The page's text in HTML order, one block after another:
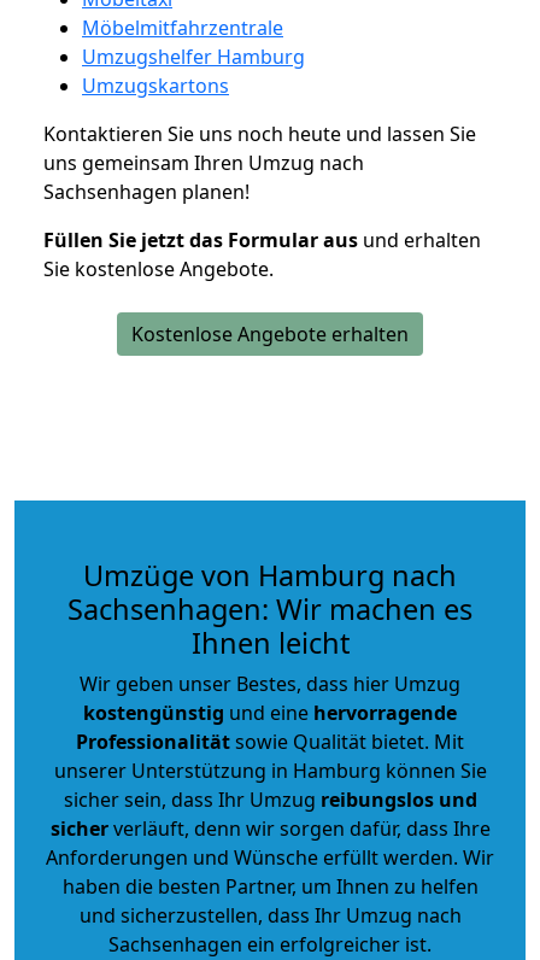
Möbelmitfahrzentrale
Umzugshelfer Hamburg
Umzugskartons
Kontaktieren Sie uns noch heute und lassen Sie
uns gemeinsam Ihren Umzug nach
Sachsenhagen planen!
Füllen Sie jetzt das Formular aus und erhalten
Sie kostenlose Angebote.
Kostenlose Angebote erhalten
Umzüge von Hamburg nach
Sachsenhagen: Wir machen es
Ihnen leicht
Wir geben unser Bestes, dass hier Umzug
kostengünstig und eine hervorragende
Professionalitätsowie Qualität bietet. Mit
unserer Unterstützung in Hamburg können Sie
sicher sein, dass Ihr Umzug reibungslos und
sicherverläuft, denn wir sorgen dafür, dass Ihre
Anforderungen und Wünsche erfüllt werden. Wir
haben die besten Partner, um Ihnen zu helfen
und sicherzustellen, dass Ihr Umzug nach
Sachsenhagen ein erfolgreicher ist.